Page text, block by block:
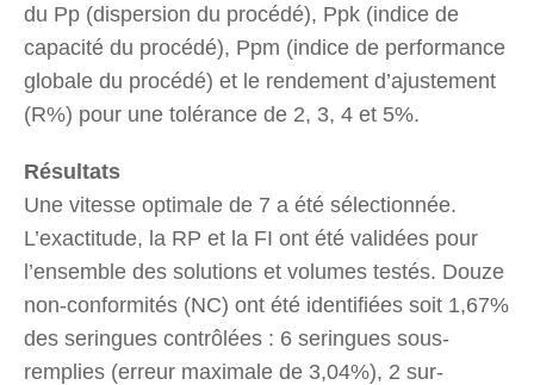
du Pp (dispersion du procédé), Ppk (indice de
capacité du procédé), Ppm (indice de performance
globale du procédé) et le rendement d’ajustement
(R%) pour une tolérance de 2, 3, 4 et 5%.
Résultats
Une vitesse optimale de 7 a été sélectionnée.
L’exactitude, la RP et la FI ont été validées pour
l’ensemble des solutions et volumes testés. Douze
non-conformités (NC) ont été identifiées soit 1,67%
des seringues contrôlées : 6 seringues sous-
remplies (erreur maximale de 3,04%), 2 sur-